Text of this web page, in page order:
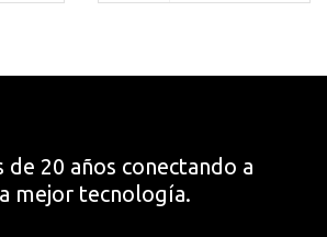
de 20 años conectando a
mejor tecnología.